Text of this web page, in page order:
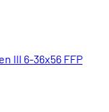
III 6-36x56 FFP